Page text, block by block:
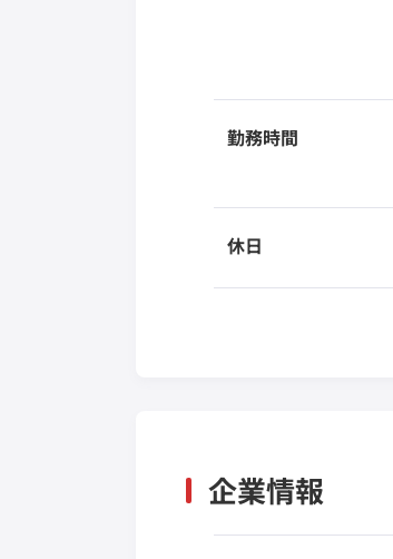
勤務時間
休日
企業情報